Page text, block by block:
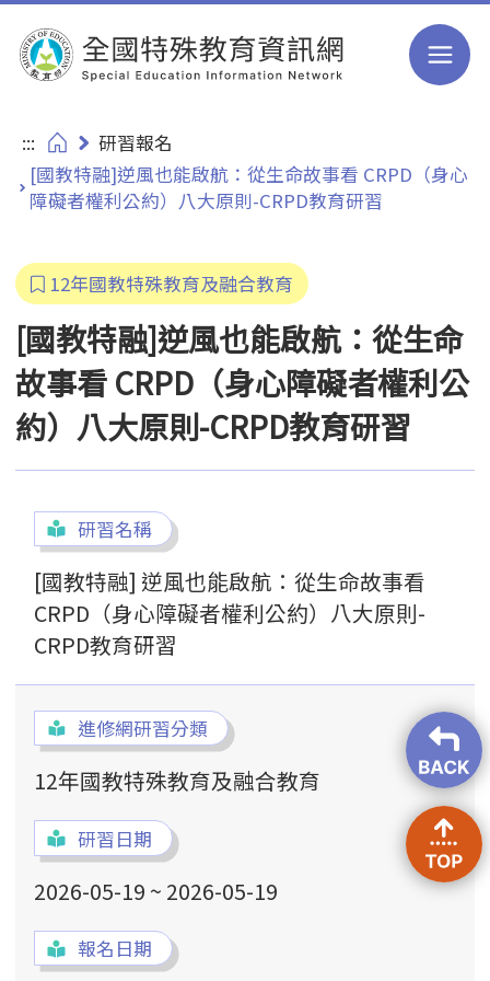
跳到主要內容
:::
研習報名
[國教特融]逆風也能啟航：從生命故事看 CRPD（身心
障礙者權利公約）八大原則-CRPD教育研習
12年國教特殊教育及融合教育
[國教特融]逆風也能啟航：從生命
故事看 CRPD（身心障礙者權利公
約）八大原則-CRPD教育研習
研習名稱
[國教特融] 逆風也能啟航：從生命故事看
CRPD（身心障礙者權利公約）八大原則-
CRPD教育研習
進修網研習分類
12年國教特殊教育及融合教育
研習日期
2026-05-19 ~ 2026-05-19
報名日期